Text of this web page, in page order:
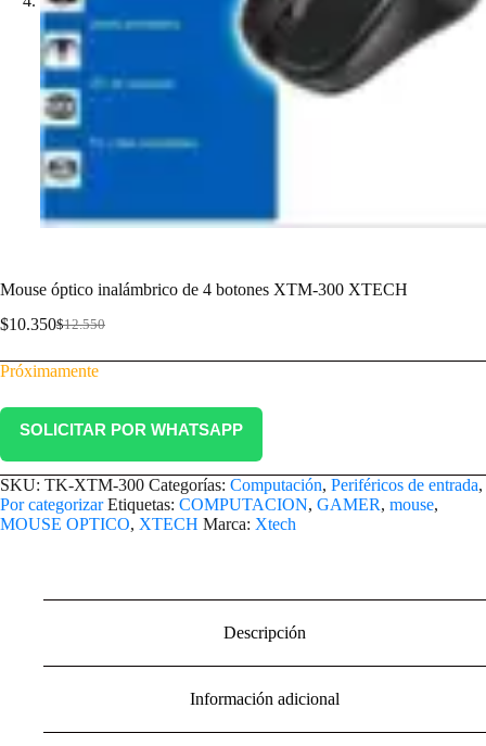
Mouse óptico inalámbrico de 4 botones XTM-300 XTECH
$12.550
$10.350
Próximamente
SOLICITAR POR WHATSAPP
SKU: TK-XTM-300 Categorías: Computación, Periféricos de entrada,
Por categorizar Etiquetas: COMPUTACION, GAMER, mouse,
MOUSE OPTICO, XTECH Marca: Xtech
Descripción
Información adicional